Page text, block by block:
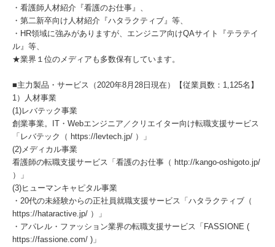
・看護師人材紹介『看護のお仕事』、
・第二新卒向け人材紹介『ハタラクティブ』等、
・HR領域に強みがありますが、エンジニア向けQAサイト『テラテイ
ル』等、
★業界１位のメディアも多数保有しています。
■主力製品・サービス（2020年8月28日現在）【従業員数：1,125名】
1）人材事業
(1)レバテック事業
創業事業。IT・Webエンジニア／クリエイター向け転職支援サービス
「レバテック（ https://levtech.jp/ ）」
(2)メディカル事業
看護師の転職支援サービス「看護のお仕事（ http://kango-oshigoto.jp/
）」
(3)ヒューマンキャピタル事業
・20代の未経験からの正社員就職支援サービス「ハタラクティブ（
https://hataractive.jp/ ）」
・アパレル・ファッション業界の転職支援サービス「FASSIONE (
https://fassione.com/ )」